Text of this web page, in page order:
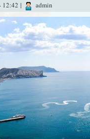
12:42 | admin